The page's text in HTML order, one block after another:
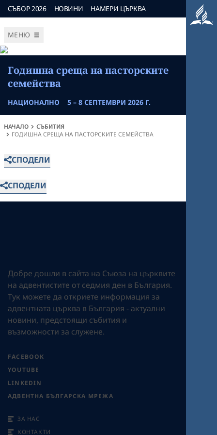
СЪБОР 2026 НОВИНИ НАМЕРИ ЦЪРКВА
МЕНЮ
Годишна среща на пасторските
семейства
НАЦИОНАЛНО 5 – 8 СЕПТЕМВРИ 2026 Г.
НАЧАЛО
СЪБИТИЯ
ГОДИШНА СРЕЩА НА ПАСТОРСКИТЕ СЕМЕЙСТВА
СПОДЕЛИ
СПОДЕЛИ
Добре дошли в сайта на Съюза на църквите
на адвентистите от седмия ден в България.
Tук можете да откриете информация за
адвентната църква в България - актуални
новини, предстоящи събития и
възможности за служене.
FACEBOOK
YOUTUBE
LINKEDIN
АДВЕНТНА БЪЛГАРСКА МРЕЖА
ЗА НАС
КОНТАКТИ